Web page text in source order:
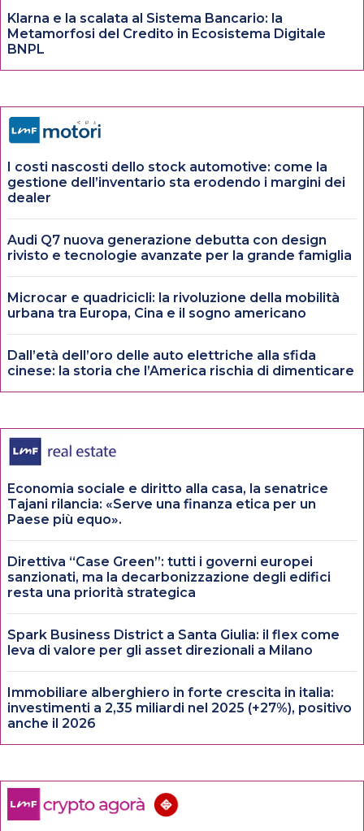
Klarna e la scalata al Sistema Bancario: la
Metamorfosi del Credito in Ecosistema Digitale
BNPL
I costi nascosti dello stock automotive: come la
gestione dell’inventario sta erodendo i margini dei
dealer
Audi Q7 nuova generazione debutta con design
rivisto e tecnologie avanzate per la grande famiglia
Microcar e quadricicli: la rivoluzione della mobilità
urbana tra Europa, Cina e il sogno americano
Dall’età dell’oro delle auto elettriche alla sfida
cinese: la storia che l’America rischia di dimenticare
Economia sociale e diritto alla casa, la senatrice
Tajani rilancia: «Serve una finanza etica per un
Paese più equo».
Direttiva “Case Green”: tutti i governi europei
sanzionati, ma la decarbonizzazione degli edifici
resta una priorità strategica
Spark Business District a Santa Giulia: il flex come
leva di valore per gli asset direzionali a Milano
Immobiliare alberghiero in forte crescita in italia:
investimenti a 2,35 miliardi nel 2025 (+27%), positivo
anche il 2026